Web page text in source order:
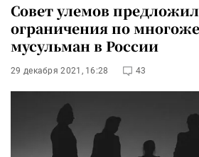
Совет улемов
ограничения по
мусульман в России
29 декабря 2021, 16:28 43